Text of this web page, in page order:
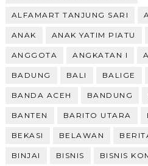
ALFAMART TANJUNG SARI
ANAK ANAK YATIM PIATU
ANGGOTA ANGKATAN I
BADUNG BALI BALIGE
BANDA ACEH BANDUNG
BANTEN BARITO UTARA
BEKASI BELAWAN
BINJAI BISNIS BISNIS